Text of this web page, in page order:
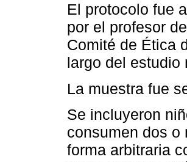
El protocolo fue
por el profesor
Comité de Ética
largo del estudio
La muestra fue
Se incluyeron
consumen dos o
forma arbitraria